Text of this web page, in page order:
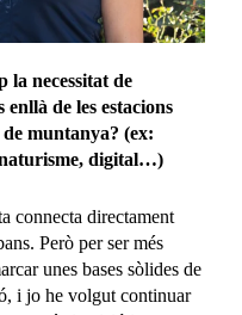
la necessitat de
de les estacions
muntanya? (ex:
digital…)
connecta directament
Però per ser més
unes bases sòlides de
i jo he volgut continuar